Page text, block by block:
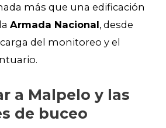
más que una edificación
Armada Nacional, desde
del monitoreo y el
a Malpelo y las
de buceo